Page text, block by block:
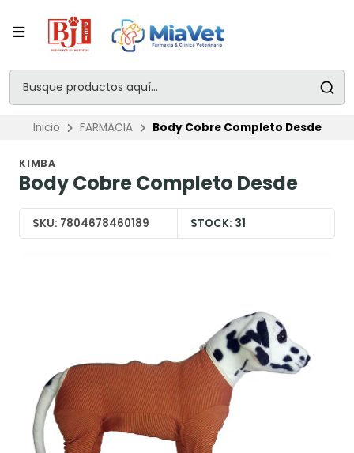
Inicio FARMACIA Body Cobre Completo Desde
KIMBA
Body Cobre Completo Desde
SKU: 7804678460189 STOCK: 31